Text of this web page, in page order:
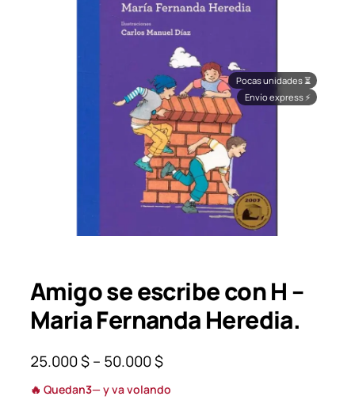
Pocas unidades⏳
Envío express ⚡
Amigo se escribe con H –
Maria Fernanda Heredia.
25.000$– 50.000$P
r
🔥 Quedan3— y va volando